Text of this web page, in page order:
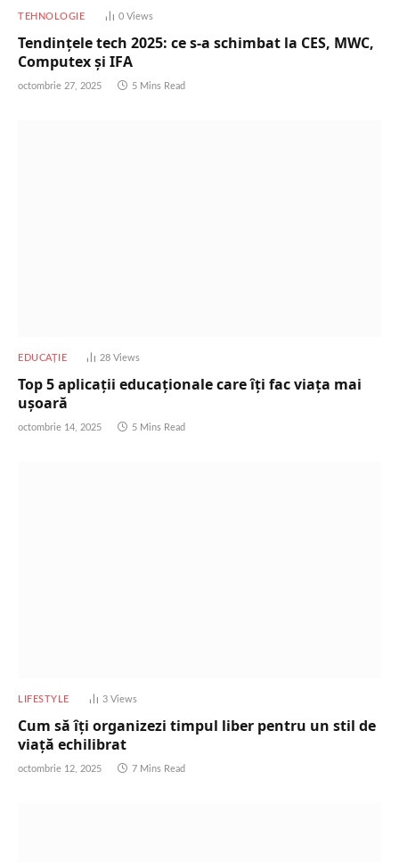
TEHNOLOGIE 0 Views
Tendințele tech 2025: ce s-a schimbat la CES, MWC,
Computex și IFA
octombrie 27, 2025 5 Mins Read
EDUCAȚIE 28Views
Top 5 aplicații educaționale care îți fac viața mai
ușoară
octombrie 14, 2025 5 Mins Read
LIFESTYLE 3 Views
Cum să îți organizezi timpul liber pentru un stil de
viață echilibrat
octombrie 12, 2025 7 Mins Read